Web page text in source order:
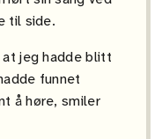
til side.
at jeg hadde blitt
funnet
å høre, smiler